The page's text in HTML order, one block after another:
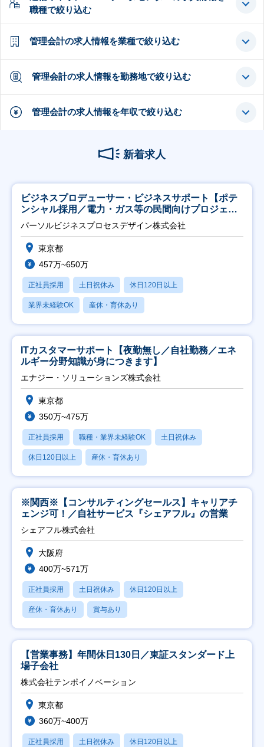
職種で絞り込む
管理会計の求人情報を業種で絞り込む
管理会計の求人情報を勤務地で絞り込む
管理会計の求人情報を年収で絞り込む
新着求人
ビジネスプロデューサー・ビジネスサポート【ポテ
ンシャル採用／電力・ガス等の民間向けプロジェク
ト推進】
パーソルビジネスプロセスデザイン株式会社
東京都
457万~650万
正社員採用 土日祝休み 休日120日以上
業界未経験OK 産休・育休あり
ITカスタマーサポート【夜勤無し／自社勤務／エネ
ルギー分野知識が身につきます】
エナジー・ソリューションズ株式会社
東京都
350万~475万
正社員採用 職種・業界未経験OK 土日祝休み
休日120日以上 産休・育休あり
※関西※【コンサルティングセールス】キャリアチ
ェンジ可！／自社サービス『シェアフル』の営業
シェアフル株式会社
大阪府
400万~571万
正社員採用 土日祝休み 休日120日以上
産休・育休あり 賞与あり
【営業事務】年間休日130日／東証スタンダード上
場子会社
株式会社テンポイノベーション
東京都
360万~400万
正社員採用 土日祝休み 休日120日以上